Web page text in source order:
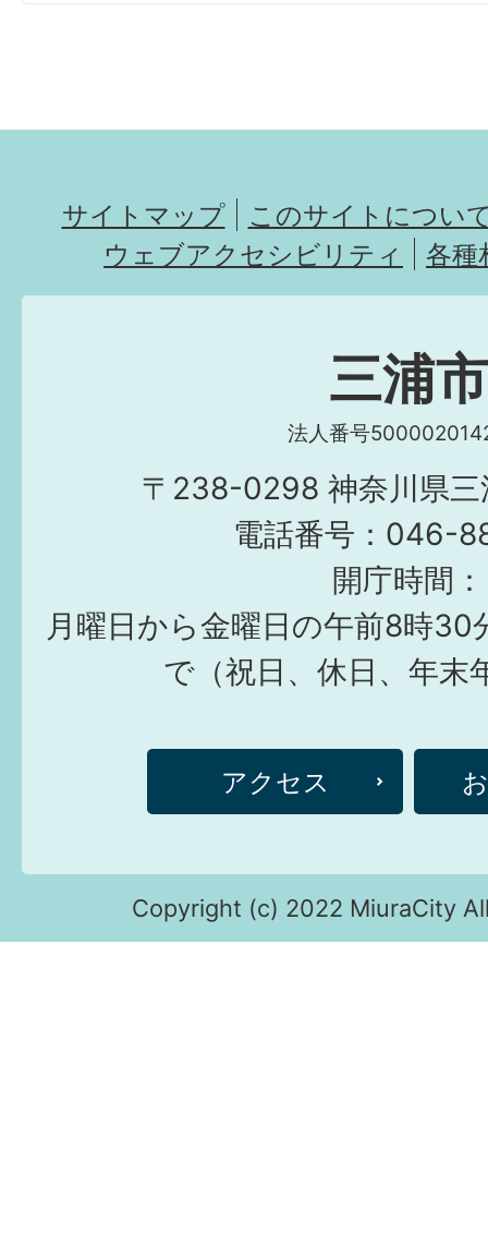
サイトマップ
このサイトについ
ウェブアクセシビリティ
各種
三浦市
法人番号
〒238-0298 神奈川県三
電話番号：046-
開庁時間：
月曜日から金曜日の午前8時30
で（祝日、休日、年末
アクセス
Copyright (c) 2022 MiuraCity